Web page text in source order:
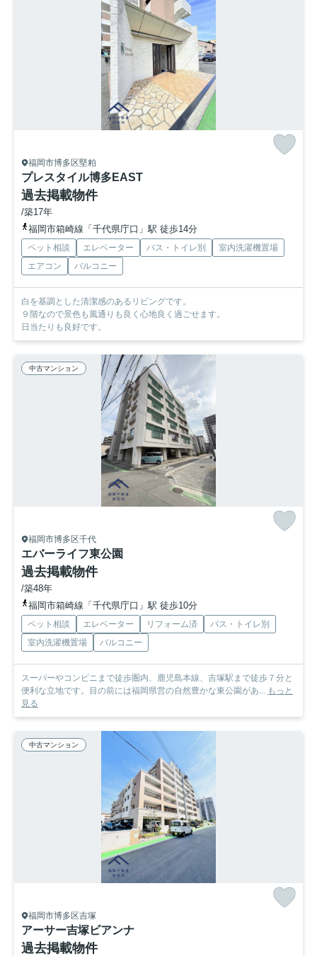
福岡市博多区堅粕
プレスタイル博多EAST
過去掲載物件
/築17年
福岡市箱崎線「千代県庁口」駅 徒歩14分
ペット相談 エレベーター バス・トイレ別
室内洗濯機置場
エアコン
バルコニー
白を基調とした清潔感のあるリビングです。
９階なので景色も風通りも良く心地良く過ごせます。
日当たりも良好です。
中古マンション
福岡市博多区千代
エバーライフ東公園
過去掲載物件
/築48年
福岡市箱崎線「千代県庁口」駅 徒歩10分
ペット相談 エレベーター リフォーム済
バス・トイレ別
室内洗濯機置場
バルコニー
スーパーやコンビニまで徒歩圏内、鹿児島本線、吉塚駅まで徒歩７分と
便利な立地です。目の前には福岡県営の自然豊かな東公園があ... もっと
見る
中古マンション
福岡市博多区吉塚
アーサー吉塚ビアンナ
過去掲載物件